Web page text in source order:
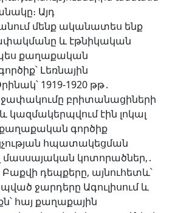
Այդ
մենք ականատես ենք
և էթնիկական
քաղաքական
Լեռնային
1919-1920 թթ․
բրիտանացիների
կազմակերպվում էին լոկալ
քաղաքական գործիք
հպատակեցման
մասսայական կոտորածներ,․
Բաքվի դեպքերը, այնուհետև՝
ջարդերը Ագուլիսում և
հայ քաղաքային